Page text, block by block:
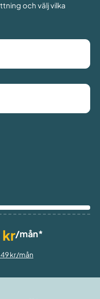
och välj vilka
kr/mån*
kr/mån